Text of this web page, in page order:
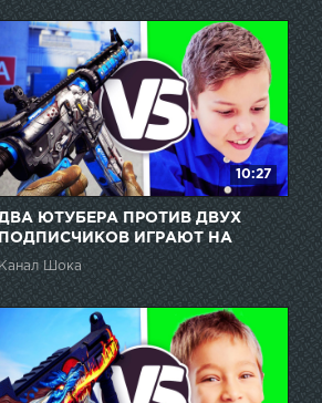
10:27
ЮТУБЕРА ПРОТИВ ДВУХ
ИГРАЮТ НА
В CS:GO // ДАРЮ
СКИНЫ ЗА
Канал Шока